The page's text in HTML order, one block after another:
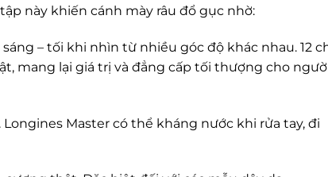
này khiến cánh mày râu đổ gục nhờ:
– tối khi nhìn từ nhiều góc độ khác nhau. 12
mang lại giá trị và đẳng cấp tối thượng cho
Master có thể kháng nước khi rửa tay, đi